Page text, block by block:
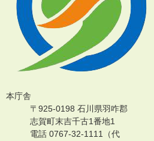
本庁舎
〒925-0198 石川県羽咋郡
志賀町末吉千古1番地1
電話 0767-32-1111（代